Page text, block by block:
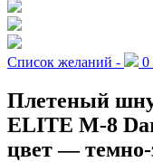
Список желаний - 0
Плетеный
ELITE M-8
цвет —